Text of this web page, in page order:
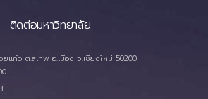
ติดต่อมหาวิทยาลัย
แก้ว ต.สุเทพ อ.เมือง จ.เชียงใหม่ 50200